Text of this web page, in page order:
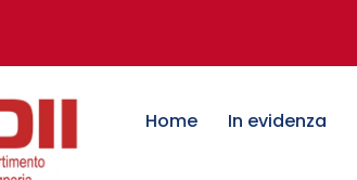
Home In evidenza